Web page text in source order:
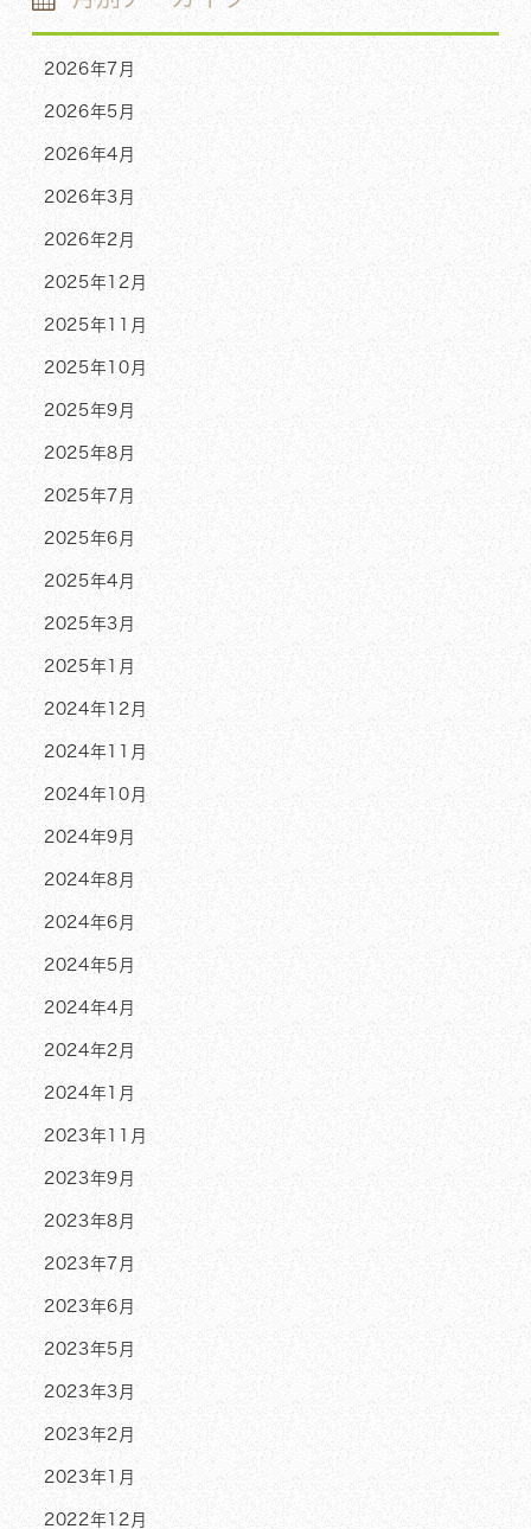
2026年7月
2026年5月
2026年4月
2026年3月
2026年2月
2025年12月
2025年11月
2025年10月
2025年9月
2025年8月
2025年7月
2025年6月
2025年4月
2025年3月
2025年1月
2024年12月
2024年11月
2024年10月
2024年9月
2024年8月
2024年6月
2024年5月
2024年4月
2024年2月
2024年1月
2023年11月
2023年9月
2023年8月
2023年7月
2023年6月
2023年5月
2023年3月
2023年2月
2023年1月
2022年12月